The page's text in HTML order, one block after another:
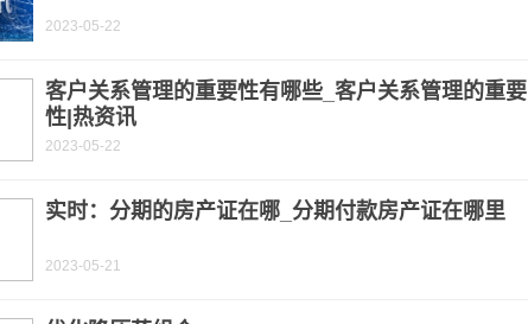
2023-05-22
客户关系管理的重要性有哪些_客户关系管理的重要
性|热资讯
2023-05-22
实时：分期的房产证在哪_分期付款房产证在哪里
2023-05-21